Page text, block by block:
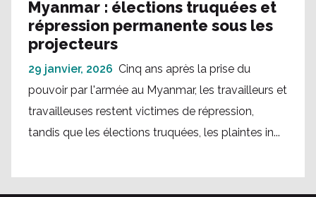
Myanmar : élections truquées et
répression permanente sous les
projecteurs
29 janvier, 2026 Cinq ans après la prise du
pouvoir par l'armée au Myanmar, les travailleurs et
travailleuses restent victimes de répression,
tandis que les élections truquées, les plaintes in...